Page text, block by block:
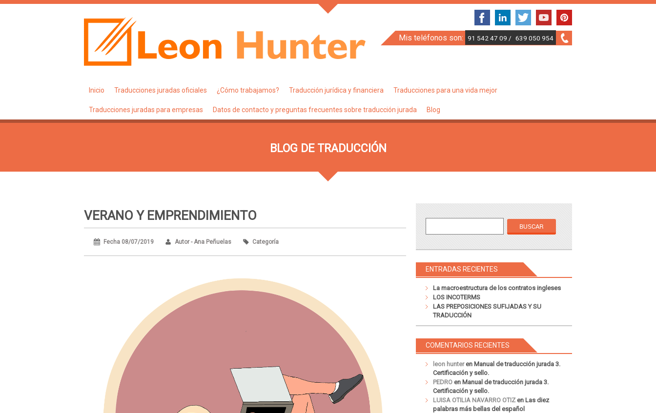
Mis teléfonos son: 91 542 47 09 / 639 050 954
Inicio Traducciones juradas oficiales ¿Cómo trabajamos? Traducción jurídica y financiera Traducciones para una vida mejor
Traducciones juradas para empresas Datos de contacto y preguntas frecuentes sobre traducción jurada Blog
BLOG DE TRADUCCIÓN
VERANO Y EMPRENDIMIENTO
Fecha 08/07/2019 Autor - Ana Peñuelas Categoría
ENTRADAS RECIENTES
La macroestructura de los contratos ingleses
LOS INCOTERMS
LAS PREPOSICIONES SUFIJADAS Y SU
TRADUCCIÓN
COMENTARIOS RECIENTES
leon hunteren Manual de traducción jurada 3.
Certificación y sello.
PEDRO en Manual de traducción jurada 3.
Certificación y sello.
LUISA OTILIA NAVARRO OTIZen Las diez
palabras más bellas del español